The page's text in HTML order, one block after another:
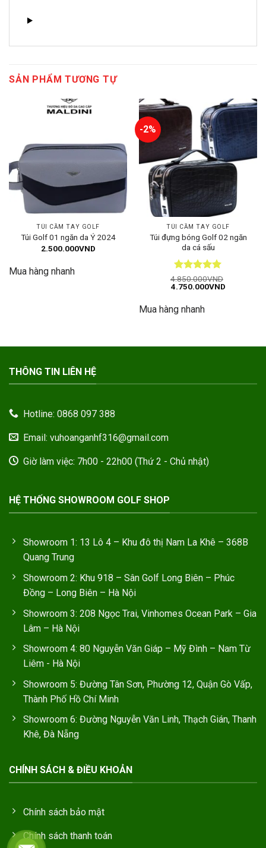
SẢN PHẨM TƯƠNG TỰ
TÚI CẦM TAY GOLF
Túi Golf 01 ngăn da Ý 2024
2.500.000VND
Mua hàng nhanh
-2%
TÚI CẦM TAY GOLF
Túi đựng bóng Golf 02 ngăn
da cá sấu
Được xếp
hạng55
4.850.000VND
Giá
4.850.000VND.
4.750.000VNDGiá
Mua hàng nhanh
THÔNG TIN LIÊN HỆ
Hotline: 0868 097 388
Email: vuhoanganhf316@gmail.com
Giờ làm việc: 7h00 - 22h00 (Thứ 2 - Chủ nhật)
HỆ THỐNG SHOWROOM GOLF SHOP
Showroom 1: 13 Lô 4 – Khu đô thị Nam La Khê – 368B
Quang Trung
Showroom 2: Khu 918 – Sân Golf Long Biên – Phúc
Đồng – Long Biên – Hà Nội
Showroom 3: 208 Ngọc Trai, Vinhomes Ocean Park – Gia
Lâm – Hà Nội
Showroom 4: 80 Nguyễn Văn Giáp – Mỹ Đình – Nam Từ
Liêm - Hà Nội
Showroom 5: Đường Tân Sơn, Phường 12, Quận Gò Vấp,
Thành Phố Hồ Chí Minh
Showroom 6: Đường Nguyễn Văn Linh, Thạch Gián, Thanh
Khê, Đà Nẵng
CHÍNH SÁCH & ĐIỀU KHOẢN
Chính sách bảo mật
Chính sách thanh toán